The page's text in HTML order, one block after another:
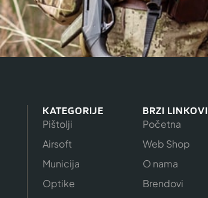
KATEGORIJE
Pištolji
Airsoft
Municija
Optike
BRZI LINKOVI
Početna
Web Shop
O nama
Brendovi